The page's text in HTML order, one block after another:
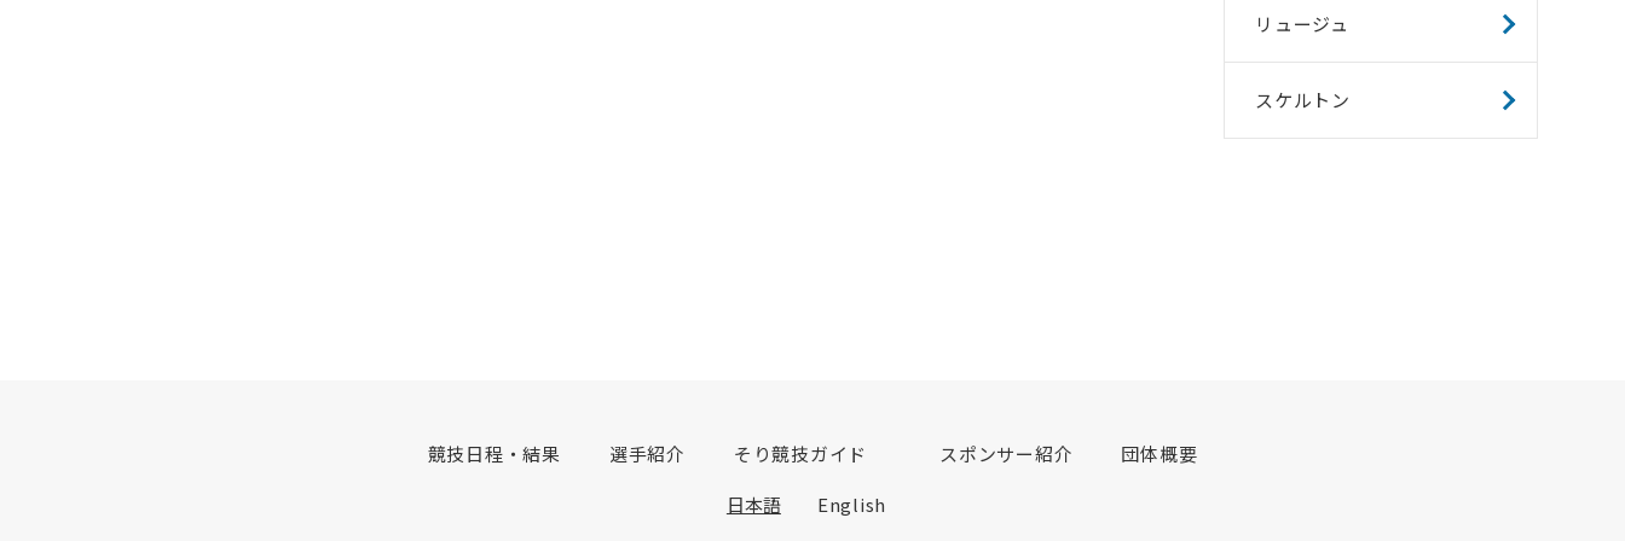
リュージュ
スケルトン
競技日程・結果 選手紹介 そり競技ガイド スポンサー紹介
団体概要
日本語
English